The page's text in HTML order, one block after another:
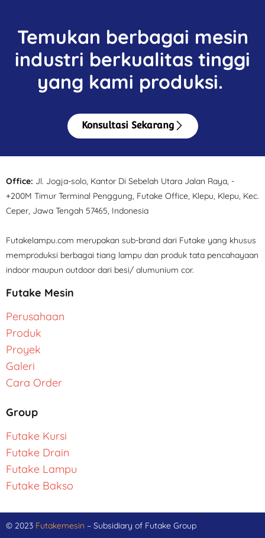
Temukan berbagai mesin
industri berkualitas tinggi
yang kami produksi.
Konsultasi Sekarang
Office: Jl. Jogja-solo, Kantor Di Sebelah Utara Jalan Raya, -
+200M Timur Terminal Penggung, Futake Office, Klepu, Klepu, Kec.
Ceper, Jawa Tengah 57465, Indonesia
Futakelampu.com merupakan sub-brand dari Futake yang khusus
memproduksi berbagai tiang lampu dan produk tata pencahayaan
indoor maupun outdoor dari besi/ alumunium cor.
Futake Mesin
Perusahaan
Produk
Proyek
Galeri
Cara Order
Group
Futake Kursi
Futake Drain
Futake Lampu
Futake Bakso
© 2023 Futakemesin – Subsidiary of Futake Group